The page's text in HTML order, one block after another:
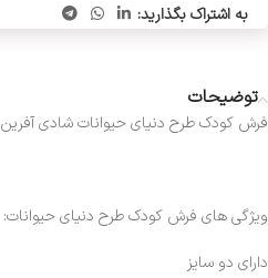
به اشتراک بگذارید:
توضیحات
فرش کودک طرح دنیای حیوانات شادی آفرین
ویژگی های فرش کودک طرح دنیای حیوانات:
دارای دو سایز